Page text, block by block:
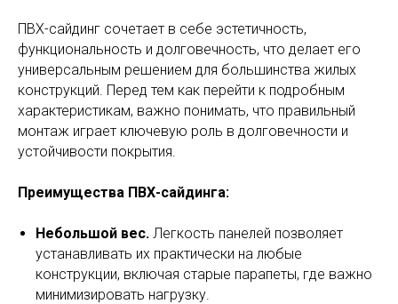
ПВХ-сайдинг сочетает в себе эстетичность,
функциональность и долговечность, что делает его
универсальным решением для большинства жилых
конструкций. Перед тем как перейти к подробным
характеристикам, важно понимать, что правильный
монтаж играет ключевую роль в долговечности и
устойчивости покрытия.
Преимущества ПВХ-сайдинга:
Небольшой вес. Легкость панелей позволяет
устанавливать их практически на любые
конструкции, включая старые парапеты, где важно
минимизировать нагрузку.